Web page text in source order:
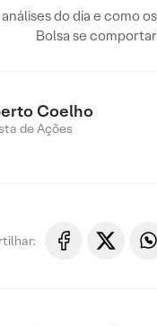
do dia e como
Bolsa se
Coelho
de Ações